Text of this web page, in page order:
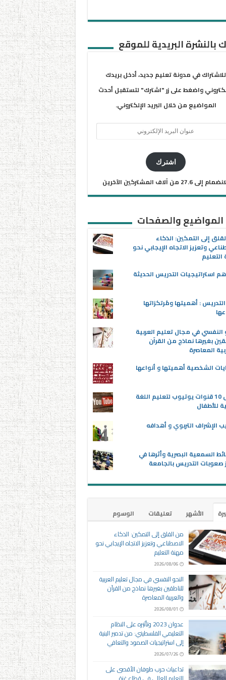
بالنشرة البريدية للموقع
للاشتراك في مدونة تعليم جديد، أدخل بريدك
واضغط على زر "اشترك" لتستقبل أحدث
المواضيع من خلال البريد الإلكتروني.
اشترك
إلى 27.6 من آلاف المشتركين الآخرين
المواضيع والصفحات
إلى التمكين: الذكاء
وتعزيز الاتجاه الإيجابي نحو
استراتيجيات التدريس الحديثة
: أهميتها ومُرتكزاتها
النفسي في مجال تعليم العربية
بغيرها نماذج من القرآن
المعاصرة
الشخصية أهميتها و أنواعها
أفضل 10 قنوات يوتيوب لتعليم اللغة
للأطفال
الإشراف التربوي و أهدافه
السمعية البصرية وأثرها في
صعوبات التدريس بالجامعة
الأشهر تعليقات
الوسوم
من القلق إلى التمكين: الذكاء
الاصطناعي وتعزيز الاتجاه الإيجابي نحو
مهنة التعليم
2026/08/06
النحو النفسي في مجال تعليم العربية
للناطقين بغيرها نماذج من القرآن
والعربية المعاصرة
2026/08/01
عدوان 2023 وتأثيره على النظام
التعليمي الفلسطيني: من تدمير البنية
إلى استراتيجيات الصمود والتعافي
2026/07/26
تداعيات حرب طوفان الأقصى على